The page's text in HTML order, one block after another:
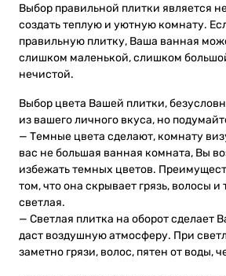
Выбор правильной плитки является
создать теплую и уютную комнату.
правильную плитку, Ваша ванная
слишком маленькой, слишком
нечистой.
Выбор цвета Вашей плитки,
из вашего личного вкуса, но
— Темные цвета сделают, комнату
вас не большая ванная комната, Вы
избежать темных цветов.
том, что она скрывает грязь, волосы и
светлая.
— Светлая плитка на оборот сделает
даст воздушную атмосферу. При
заметно грязи, волос, пятен от воды,